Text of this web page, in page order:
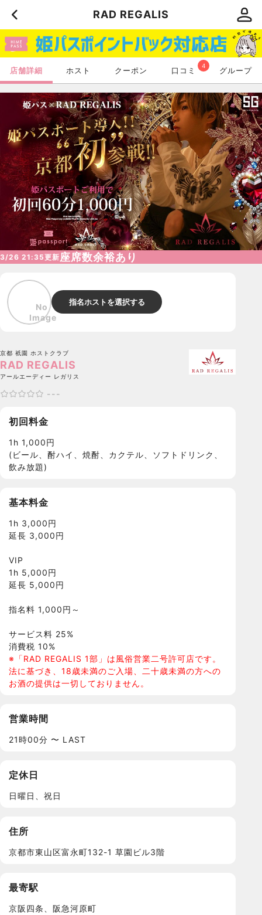
RAD REGALIS
店舗詳細 ホスト クーポン 口コミ 4 グループ
3/26 21:35更新 座席数余裕あり
指名ホストを選択する
京都 祇園 ホストクラブ
RAD REGALIS
アールエーディー レガリス
---
初回料金
1h 1,000円
(ビール、酎ハイ、焼酎、カクテル、ソフトドリンク、
飲み放題)
基本料金
1h 3,000円
延長 3,000円
VIP
1h 5,000円
延長 5,000円
指名料 1,000円～
サービス料 25%
消費税 10%
※「RAD REGALIS 1部」は風俗営業二号許可店です。
法に基づき、18歳未満のご入場、二十歳未満の方への
お酒の提供は一切しておりません。
営業時間
21時00分 〜 LAST
定休日
日曜日、祝日
住所
京都市東山区富永町132-1 草園ビル3階
最寄駅
京阪四条、阪急河原町